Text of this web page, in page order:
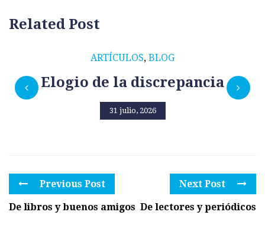
Related Post
ARTÍCULOS, BLOG
Elogio de la discrepancia
31 julio, 2026
Previous Post
De libros y buenos amigos
Next Post
De lectores y periódicos